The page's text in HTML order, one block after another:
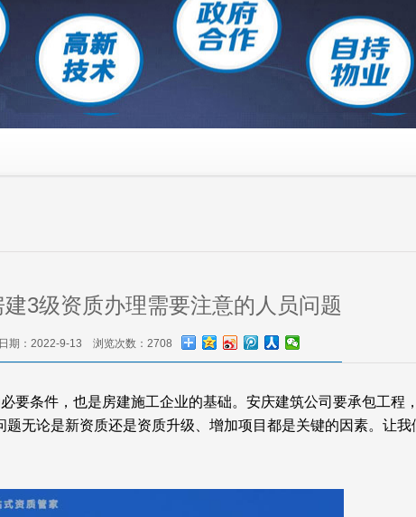
建3级资质办理需要注意的人员问题
期：2022-9-13 浏览次数：2708
要条件，也是房建施工企业的基础。安庆建筑公司要承包工程
无论是新资质还是资质升级、增加项目都是关键的因素。让